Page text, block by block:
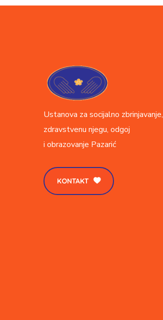
Ustanova za socijalno zbrinjavanje,
zdravstvenu njegu, odgoj
i obrazovanje Pazarić
KONTAKT